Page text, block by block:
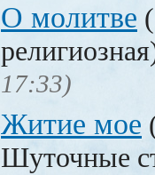
О молитве
17:33)
Житие мое
Шуточные